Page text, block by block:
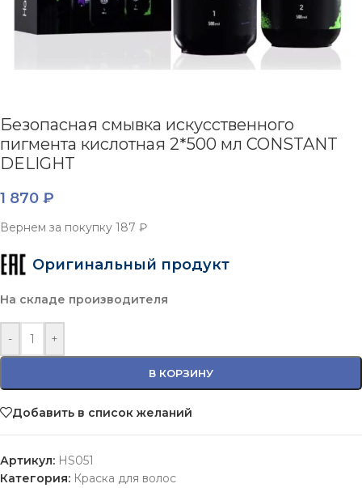
Безопасная смывка искусственного
пигмента кислотная 2*500 мл CONSTANT
DELIGHT
1 870 ₽
Вернем за покупку 187 ₽
Оригинальный продукт
На складе производителя
- +
В КОРЗИНУ
Добавить в список желаний
Артикул: HS051
Категория: Краска для волос